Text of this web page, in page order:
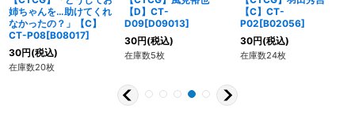
姉ちゃんを…助けてくれ
なかったの？」【C】
CT-P08[B08017]
30円(税込)
在庫数20枚
【D】CT-
D09[D09013]
30円(税込)
在庫数5枚
【C】CT-
P02[B02056]
30円(税込)
在庫数24枚